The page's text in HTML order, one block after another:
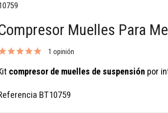
Muelles Para
1 opinión
compresor de muelles de suspensión por
BT10759